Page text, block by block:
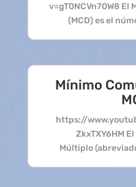
v=gT0NCVn70W8 El
(MCD) es el
Mínimo
https://
ZkxTXY6HM
Múltiplo